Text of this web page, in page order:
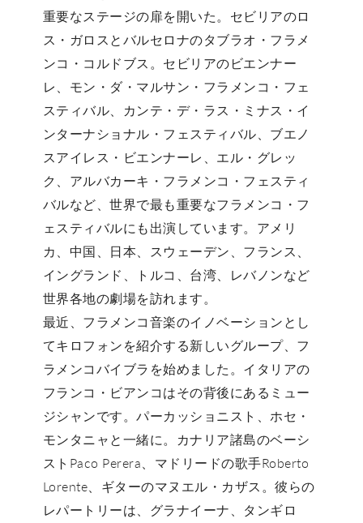
重要なステージの扉を開いた。セビリアのロ
ス・ガロスとバルセロナのタブラオ・フラメ
ンコ・コルドブス。セビリアのビエンナー
レ、モン・ダ・マルサン・フラメンコ・フェ
スティバル、カンテ・デ・ラス・ミナス・イ
ンターナショナル・フェスティバル、ブエノ
スアイレス・ビエンナーレ、エル・グレッ
ク、アルバカーキ・フラメンコ・フェスティ
バルなど、世界で最も重要なフラメンコ・フ
ェスティバルにも出演しています。アメリ
カ、中国、日本、スウェーデン、フランス、
イングランド、トルコ、台湾、レバノンなど
世界各地の劇場を訪れます。
最近、フラメンコ音楽のイノベーションとし
てキロフォンを紹介する新しいグループ、フ
ラメンコバイブラを始めました。イタリアの
フランコ・ビアンコはその背後にあるミュー
ジシャンです。パーカッショニスト、ホセ・
モンタニャと一緒に。カナリア諸島のベーシ
ストPaco Perera、マドリードの歌手Roberto
Lorente、ギターのマヌエル・カザス。彼らの
レパートリーは、グラナイーナ、タンギロ